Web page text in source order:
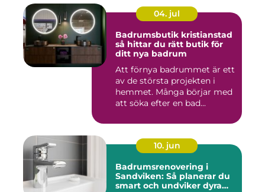
04. jul
Badrumsbutik kristianstad
så hittar du rätt butik för
ditt nya badrum
Att förnya badrummet är ett
av de största projekten i
hemmet. Många börjar med
att söka efter en bad...
10. jun
Badrumsrenovering i
Sandviken: Så planerar du
smart och undviker dyra